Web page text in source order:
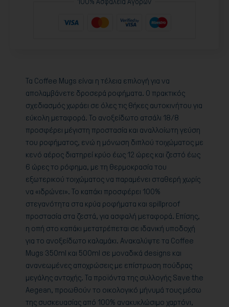
100% Ασφάλεια Αγορών
Τα Coffee Mugs είναι η τέλεια επιλογή για να
απολαμβάνετε δροσερά ροφήματα. Ο πρακτικός
σχεδιασμός χωράει σε όλες τις θήκες αυτοκινήτου για
εύκολη μεταφορά. Το ανοξείδωτο ατσάλι 18/8
προσφέρει μέγιστη προστασία και αναλλοίωτη γεύση
του ροφήματος, ενώ η μόνωση διπλού τοιχώματος με
κενό αέρος διατηρεί κρύο έως 12 ώρες και ζεστό έως
6 ώρες το ρόφημα, με τη θερμοκρασία του
εξωτερικού τοιχώματος να παραμένει σταθερή χωρίς
να «ιδρώνει». Το καπάκι προσφέρει 100%
στεγανότητα στα κρύα ροφήματα και spillproof
προστασία στα ζεστά, για ασφαλή μεταφορά. Επίσης,
η οπή στο καπάκι μετατρέπεται σε ιδανική υποδοχή
για το ανοξείδωτο καλαμάκι. Ανακαλύψτε τα Coffee
Mugs 350ml και 500ml σε μοναδικά designs και
ανανεωμένες αποχρώσεις με επίστρωση πούδρας
μεγάλης αντοχής. Τα προϊόντα της συλλογής Save the
Aegean, προωθούν το οικολογικό μήνυμά τους μέσω
της συσκευασίας από 100% ανακυκλώσιμο χαρτόνι,